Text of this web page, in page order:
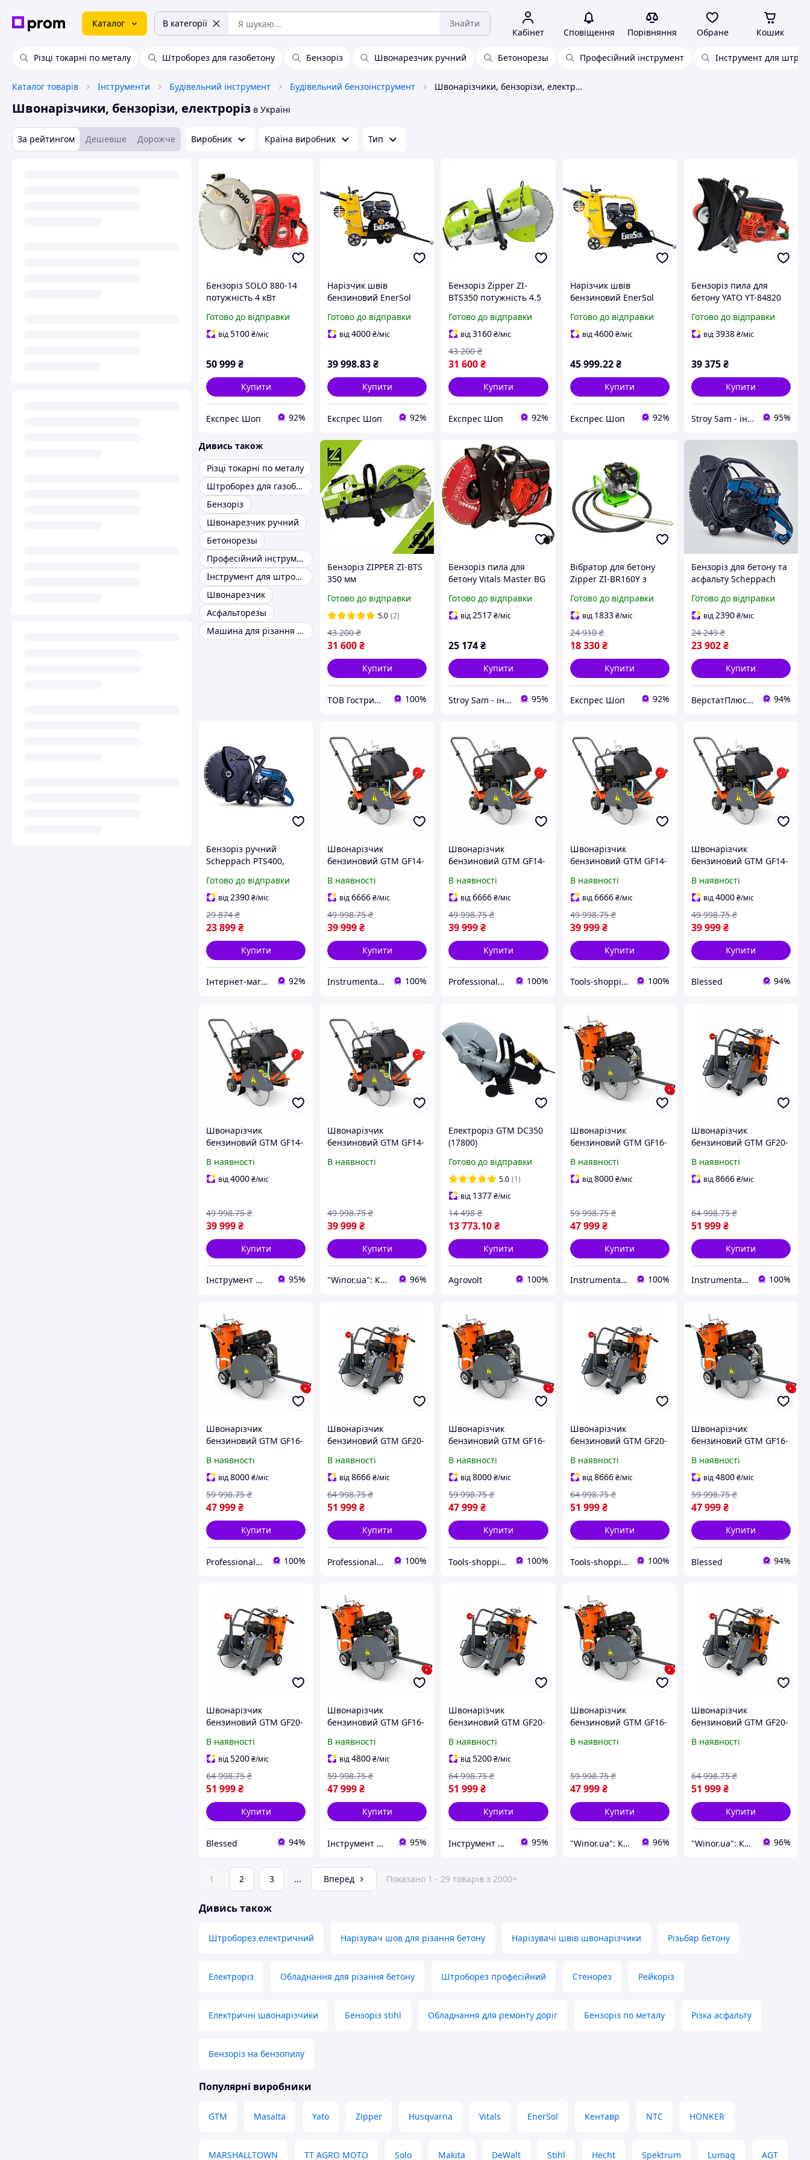
Каталог В категорії Знайти
Кабінет Сповіщення Порівняння Обране Кошик
Різці токарні по металу Штроборез для газобетону Бензоріз Швонарезчик ручний Бетонорезы Професійний інструмент Інструмент для
Каталог товарів Інструменти Будівельний інструмент Будівельний бензоінструмент Швонарізчики, бензорізи, електроріз
Швонарізчики, бензорізи, електроріз в Україні
За рейтингом Дешевше Дорожче Виробник Країна виробник Тип
Бензоріз SOLO 880-14
потужність 4 кВт
мм/14 вага 10.2 кг
потужність 4 кВт
швидкість 4450 об./хв.
Готово до відправки
від5100₴/міс
50 999₴
Купити
Експрес Шоп 92%
Нарізчик швів
бензиновий EnerSol
кВт глибина різу до 110
мм вага 70 кг
диска 350 мм
Готово до відправки
від4000₴/міс
39 998.83₴
Купити
Експрес Шоп 92%
Бензоріз Zipper ZI-
BTS350 потужність 4.5
мм швидкість
обертання 4850 об/хв
Готово до відправки
від3160₴/міс
31 600₴
43 200 ₴
Купити
Експрес Шоп 92%
Нарізчик швів
бензиновий EnerSol
9.6 кВт вага 125 кг
максимальний діаметр
глибина різу 180
Готово до відправки
від4600 ₴/міс
45 999.22 ₴
Купити
Експрес Шоп 92%
Бензоріз пила для
бетону YATO YT-84820
Готово до відправки
від3938₴/міс
39 375₴
Купити
Stroy Sam - інтернет магазин інструментів 95%
Дивись також
Різці токарні по металу
Штроборез для газобетону
Бензоріз
Швонарезчик ручний
Бетонорезы
Професійний інструмент
Інструмент для штроблення
Швонарезчик
Асфальторезы
Машина для різання асфальту
Бензоріз ZIPPER ZI-BTS
350 мм
Готово до відправки
5.0 (2)
31 600₴
43 200 ₴
Купити
ТОВ Гострий Кут 100%
Бензоріз пила для
бетону Vitals Master BG
Готово до відправки
від2517₴/міс
25 174₴
Купити
Stroy Sam - інтернет магазин інструментів 95%
Вібратор для бетону
Zipper ZI-BR160Y з
довжина вала 6 м
діаметр наконечника
38 мм
Готово до відправки
від 1833 ₴/міс
18 330 ₴
24 910 ₴
Купити
Експрес Шоп 92%
Бензоріз для бетону та
асфальту Scheppach
Готово до відправки
від2390₴/міс
23 902₴
24 249 ₴
Купити
ВерстатПлюс — верстати та обладнання 94%
Бензоріз ручний
Scheppach PTS400,
9500 об/хв
Готово до відправки
від 2390₴/міс
23 899₴
29 874 ₴
Купити
Інтернет-магазин ЕлектроХаус 92%
Швонарізчик
бензиновий GTM GF14-
глибина різу 110 мм,
6,5 к. с.
В наявності
від6666₴/міс
39 999₴
49 998.75 ₴
Купити
Instrumental_Store 100%
Швонарізчик
бензиновий GTM GF14-
глибина різу 110 мм,
6,5 к. с.
В наявності
від6666₴/міс
39 999₴
49 998.75 ₴
Купити
Professional_TOOLS 100%
Швонарізчик
бензиновий GTM GF14-
глибина різу 110 мм,
6,5 к. с.
В наявності
від6666 ₴/міс
39 999 ₴
49 998.75 ₴
Купити
Tools-shopping 100%
Швонарізчик
бензиновий GTM GF14-
глибина різу 110 мм,
6,5 к. с.
В наявності
від4000₴/міс
39 999₴
49 998.75 ₴
Купити
Blessed 94%
Швонарізчик
бензиновий GTM GF14-
глибина різу 110 мм,
6,5 к. с.
В наявності
від4000₴/міс
39 999₴
49 998.75 ₴
Купити
Інструмент Маркет 777 95%
Швонарізчик
бензиновий GTM GF14-
глибина різу 110 мм,
В наявності
39 999₴
49 998.75 ₴
Купити
"Winor.ua": Комфортний шопінг 24/7! 96%
Електроріз GTM DC350
(17800)
Готово до відправки
5.0 (1)
від 1377₴/міс
13 773.10₴
14 498 ₴
Купити
Agrovolt 100%
Швонарізчик
бензиновий GTM GF16-
глибина різу 140 мм, 13
к. с.
В наявності
від8000 ₴/міс
47 999 ₴
59 998.75 ₴
Купити
Instrumental_Store 100%
Швонарізчик
бензиновий GTM GF20-
глибина різу 190 мм, 13
к. с.
В наявності
від8666₴/міс
51 999₴
64 998.75 ₴
Купити
Instrumental_Store 100%
Швонарізчик
бензиновий GTM GF16-
глибина різу 140 мм, 13
к. с.
В наявності
від8000₴/міс
47 999₴
59 998.75 ₴
Купити
Professional_TOOLS 100%
Швонарізчик
бензиновий GTM GF20-
глибина різу 190 мм, 13
к. с.
В наявності
від8666₴/міс
51 999₴
64 998.75 ₴
Купити
Professional_TOOLS 100%
Швонарізчик
бензиновий GTM GF16-
глибина різу 140 мм, 13
к. с.
В наявності
від8000₴/міс
47 999₴
59 998.75 ₴
Купити
Tools-shopping 100%
Швонарізчик
бензиновий GTM GF20-
глибина різу 190 мм, 13
к. с.
В наявності
від8666 ₴/міс
51 999 ₴
64 998.75 ₴
Купити
Tools-shopping 100%
Швонарізчик
бензиновий GTM GF16-
глибина різу 140 мм, 13
к. с.
В наявності
від4800₴/міс
47 999₴
59 998.75 ₴
Купити
Blessed 94%
Швонарізчик
бензиновий GTM GF20-
глибина різу 190 мм, 13
к. с.
В наявності
від5200₴/міс
51 999₴
64 998.75 ₴
Купити
Blessed 94%
Швонарізчик
бензиновий GTM GF16-
глибина різу 140 мм, 13
к. с.
В наявності
від4800₴/міс
47 999₴
59 998.75 ₴
Купити
Інструмент Маркет 777 95%
Швонарізчик
бензиновий GTM GF20-
глибина різу 190 мм, 13
к. с.
В наявності
від5200₴/міс
51 999₴
64 998.75 ₴
Купити
Інструмент Маркет 777 95%
Швонарізчик
бензиновий GTM GF16-
глибина різу 140 мм, 13
В наявності
47 999 ₴
59 998.75 ₴
Купити
"Winor.ua": Комфортний шопінг 24/7! 96%
Швонарізчик
бензиновий GTM GF20-
глибина різу 190 мм, 13
В наявності
51 999₴
64 998.75 ₴
Купити
"Winor.ua": Комфортний шопінг 24/7! 96%
1 2 3 ... Вперед Показано 1 - 29 товарів з 2000+
Дивись також
Штроборез електричний Нарізувач шов для різання бетону Нарізувачі швів швонарізчики Різьбяр бетону
Електроріз Обладнання для різання бетону Штроборез професійний Стенорез Рейкоріз
Електричні швонарізчики Бензоріз stihl Обладнання для ремонту доріг Бензоріз по металу Різка асфальту
Бензоріз на бензопилу
Популярні виробники
GTM Masalta Yato Zipper Husqvarna Vitals EnerSol Кентавр NTC HONKER
MARSHALLTOWN TT AGRO MOTO Solo Makita DeWalt Stihl Hecht Spektrum Lumag AGT